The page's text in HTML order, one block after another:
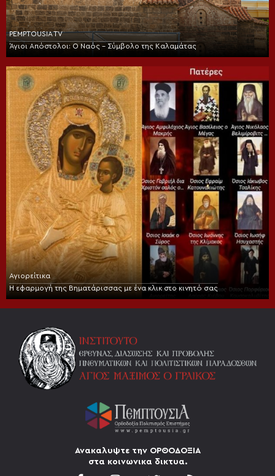
PEMPTOUSIA TV
Άγιοι Απόστολοι: Ο Ναός – Σύμβολο της Καλαμάτας
Αγιορείτικα
Η εφαρμογή της Βηματάρισσας με ένα κλικ στο κινητό σας
Ανακαλυψτε την ΟΡΘΟΔΟΞΙΑ
στα κοινωνικα δικτυα.